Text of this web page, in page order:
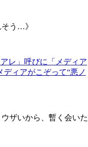
う…》
レ」呼びに「メディア
ィアがこぞって“悪ノ
ザいから、暫く会いた